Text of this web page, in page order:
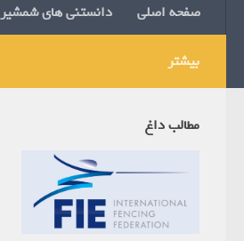
صفحه اصلی دانستنی های
بیشتر
مطالب داغ